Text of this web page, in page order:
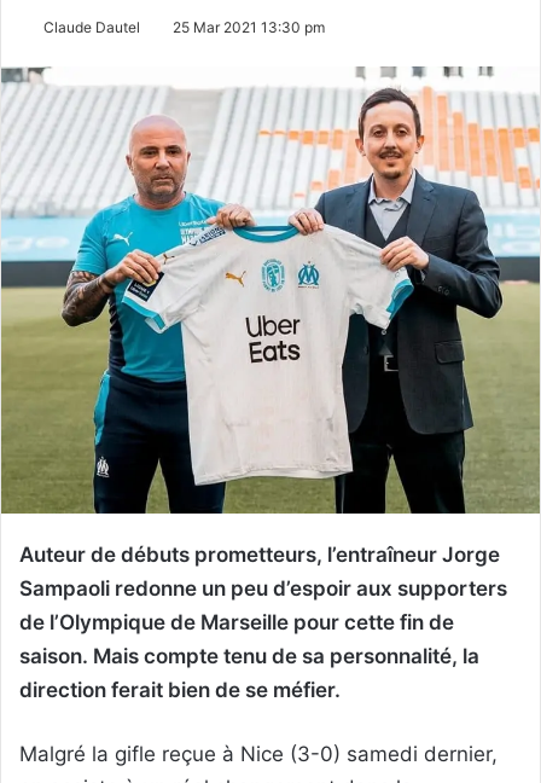
Claude Dautel 25 Mar 2021 13:30 pm
Auteur de débuts prometteurs, l’entraîneur Jorge
Sampaoli redonne un peu d’espoir aux supporters
de l’Olympique de Marseille pour cette fin de
saison. Mais compte tenu de sa personnalité, la
direction ferait bien de se méfier.
Malgré la gifle reçue à Nice (3-0) samedi dernier,